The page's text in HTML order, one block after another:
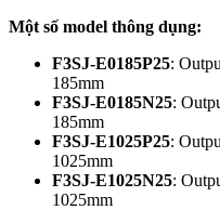
Một số model thông dụng:
F3SJ-E0185P25:
185mm
F3SJ-E0185N25:
185mm
F3SJ-E1025P25:
1025mm
F3SJ-E1025N25:
1025mm